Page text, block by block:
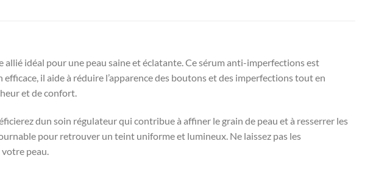
allié idéal pour une peau saine et éclatante. Ce sérum anti-imperfections est
il aide à réduire l’apparence des boutons et des imperfections tout en
et de confort.
dun soin régulateur qui contribue à affiner le grain de peau et à resserrer les
pour retrouver un teint uniforme et lumineux. Ne laissez pas les
peau.